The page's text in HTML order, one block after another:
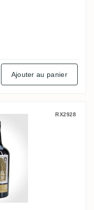
Ajouter au panier
RX2928